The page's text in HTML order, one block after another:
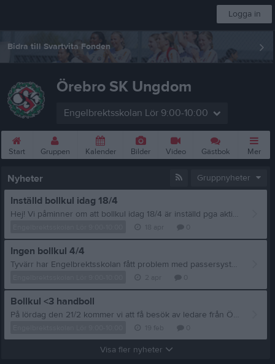
Logga in
Bidra till Svartvita Fonden
Örebro SK Ungdom
Engelbrektsskolan Lör 9:00-10:00
Start Gruppen Kalender Bilder Video Gästbok Mer
Nyheter Gruppnyheter
Inställd bollkul idag 18/4
Hej! Vi påminner om att bollkul idag 18/4 är inställd pga aktivitet i hallen. Vi ses nästa vecka! Ledarna för bollkul
Ingen bollkul 4/4
Tyvärr har Engelbrektsskolan fått problem med passersystemet och just nu ligger alla kortläsare nere, vilket betyder att det inte är möjligt att ta sig in i Engelbrektsskolans idrottshall. Tyvärr betyder det att helgens Bollkul kommer behövas ställas in. Vi utgår från att allt ska vara ordnat till nästa veckas bollkul den 11/4. Glad påsk! Ledarna på Bollkul
Bollkul <3 handboll
På lördag den 21/2 kommer vi att få besök av ledare från ÖSK Ungdoms handbollsverksamhet. De kommer hålla ett bollkulspass med fokus på handboll för barnen. Vi tycker att detta ska bli jättekul. Hoppas vi ses på lördag! // Ledarna för bollkul
Visa fler nyheter